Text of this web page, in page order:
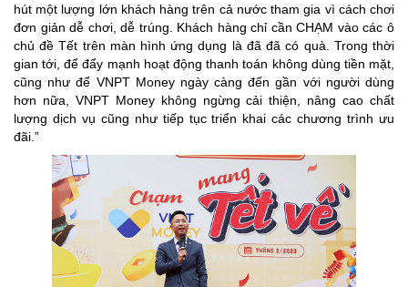
hút một lượng lớn khách hàng trên cả nước tham gia vì cách chơi
đơn giản dễ chơi, dễ trúng. Khách hàng chỉ cần CHẠM vào các ô
chủ đề Tết trên màn hình ứng dụng là đã đã có quà. Trong thời
gian tới, để đẩy mạnh hoạt động thanh toán không dùng tiền mặt,
cũng như để VNPT Money ngày càng đến gần với người dùng
hơn nữa, VNPT Money không ngừng cải thiện, nâng cao chất
lượng dịch vụ cũng như tiếp tục triển khai các chương trình ưu
đãi.”